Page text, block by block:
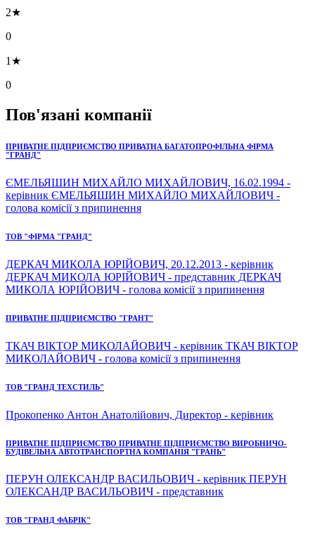
2★
0
1★
0
Пов'язані компанії
ПРИВАТНЕ ПІДПРИЄМСТВО ПРИВАТНА БАГАТОПРОФІЛЬНА ФІРМА
"ГРАНД"
ЄМЕЛЬЯШИН МИХАЙЛО МИХАЙЛОВИЧ, 16.02.1994 -
керівник ЄМЕЛЬЯШИН МИХАЙЛО МИХАЙЛОВИЧ -
голова комісії з припинення
ТОВ "ФІРМА "ГРАНД"
ДЕРКАЧ МИКОЛА ЮРІЙОВИЧ, 20.12.2013 - керівник
ДЕРКАЧ МИКОЛА ЮРІЙОВИЧ - представник ДЕРКАЧ
МИКОЛА ЮРІЙОВИЧ - голова комісії з припинення
ПРИВАТНЕ ПІДПРИЄМСТВО "ГРАНТ"
ТКАЧ ВІКТОР МИКОЛАЙОВИЧ - керівник ТКАЧ ВІКТОР
МИКОЛАЙОВИЧ - голова комісії з припинення
ТОВ "ГРАНД ТЕХСТИЛЬ"
Прокопенко Антон Анатолійович, Директор - керівник
ПРИВАТНЕ ПІДПРИЄМСТВО ПРИВАТНЕ ПІДПРИЄМСТВО ВИРОБНИЧО-
БУДІВЕЛЬНА АВТОТРАНСПОРТНА КОМПАНІЯ "ГРАНЬ"
ПЕРУН ОЛЕКСАНДР ВАСИЛЬОВИЧ - керівник ПЕРУН
ОЛЕКСАНДР ВАСИЛЬОВИЧ - представник
ТОВ "ГРАНД ФАБРІК"